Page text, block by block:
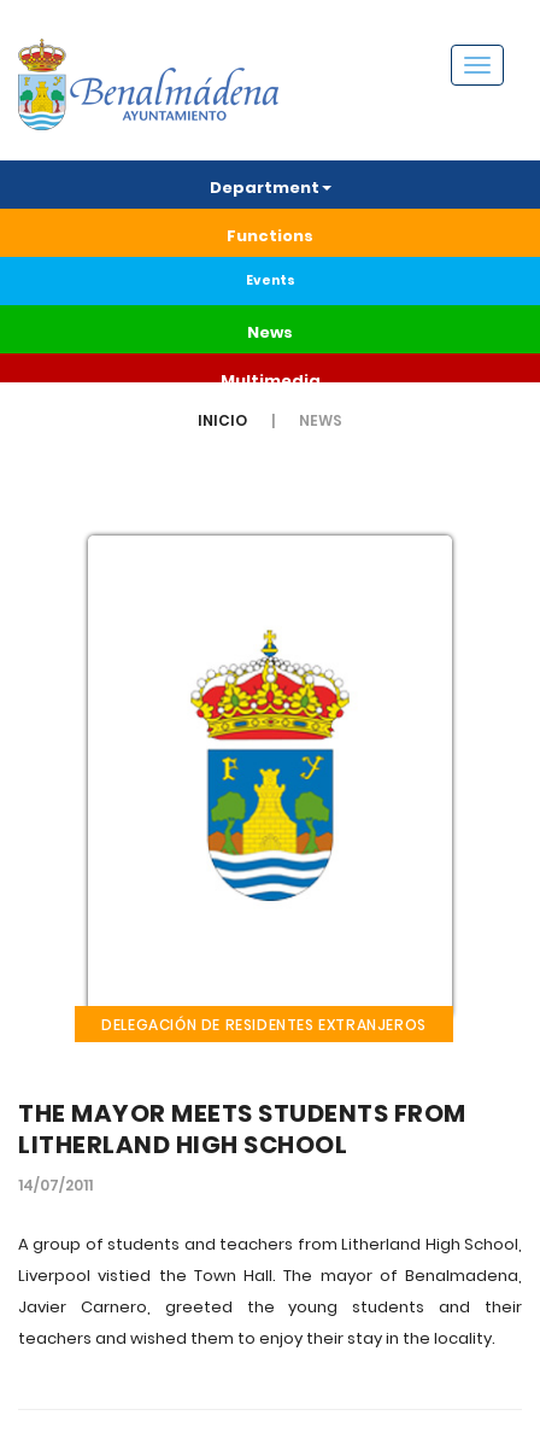
Menú
Department
Functions
Events
News
Multimedia
INICIO NEWS
DELEGACIÓN DE RESIDENTES EXTRANJEROS
THE MAYOR MEETS STUDENTS FROM
LITHERLAND HIGH SCHOOL
14/07/2011
A group of students and teachers from Litherland High School,
Liverpool vistied the Town Hall. The mayor of Benalmadena,
Javier Carnero, greeted the young students and their
teachers and wished them to enjoy their stay in the locality.